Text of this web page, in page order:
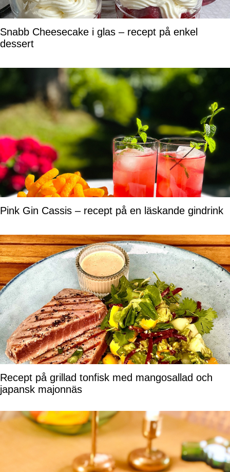
Snabb Cheesecake i glas – recept på enkel
dessert
Pink Gin Cassis – recept på en läskande gindrink
Recept på grillad tonfisk med mangosallad och
japansk majonnäs